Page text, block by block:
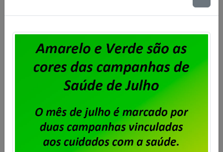
no Rio para o prédio mais caro do
Publicado porImprensa em23/06/2026.
A decisão da direção da Dataprev de abandonar
sua sede própria, em Botafogo, para instalar a
empresa em um prédio alugado no Centro do Rio,
leva aos seus empregados e empregadas a angústia
de trabalhar num local extremamente perigoso. Não
há como considerar essa decisão da empresa
apenas pelo ângulo financeiro. Além da questão